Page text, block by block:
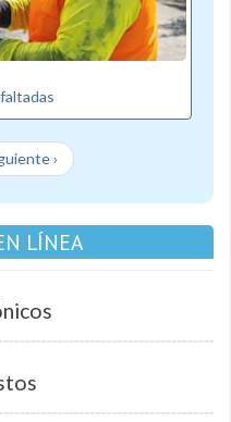
›
LÍNEA